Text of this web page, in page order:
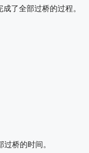
了全部过桥的过程。
桥的时间。